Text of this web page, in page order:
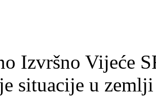
Izvršno Vijeće
situacije u